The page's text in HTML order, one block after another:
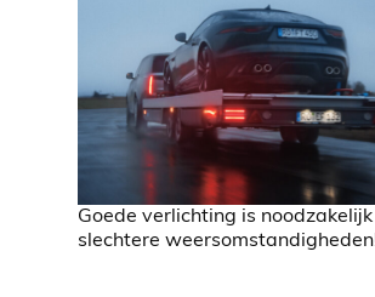
Goede verlichting is
slechtere